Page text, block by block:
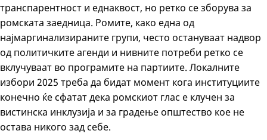
транспарентност и еднаквост, но ретко се зборува за
ромската заедница. Ромите, како една од
најмаргинализираните групи, често остануваат надвор
од политичките агенди и нивните потреби ретко се
вклучуваат во програмите на партиите. Локалните
избори 2025 треба да бидат момент кога институциите
конечно ќе сфатат дека ромскиот глас е клучен за
вистинска инклузија и за градење општество кое не
остава никого зад себе.